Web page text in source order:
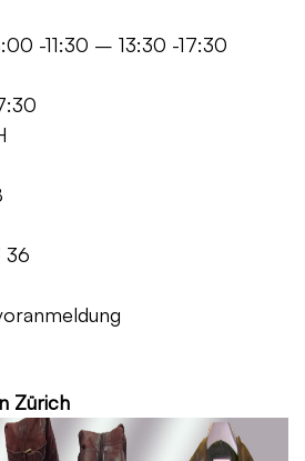
GmbH
11:30 – 13:30 -17:30
82
Süd/ZH
36
Zürich